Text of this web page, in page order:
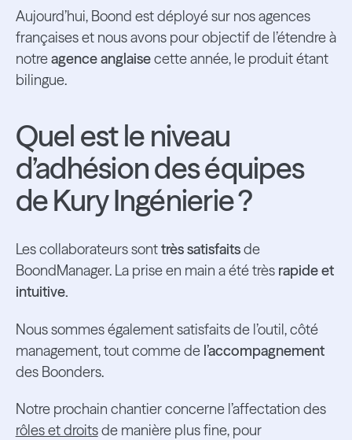
Aujourd’hui, Boond est déployé sur nos agences
françaises et nous avons pour objectif de l’étendre à
notreagence anglaisecette année, le produit étant
bilingue.
Quel est le niveau
d’adhésion des équipes
de Kury Ingénierie ?
Les collaborateurs sonttrès satisfaitsde
BoondManager. La prise en main a été très rapide et
intuitive.
Nous sommes également satisfaits de l’outil, côté
management, tout comme de l’accompagnement
des Boonders.
Notre prochain chantier concerne l’affectation des
rôles et droitsde manière plus fine, pour